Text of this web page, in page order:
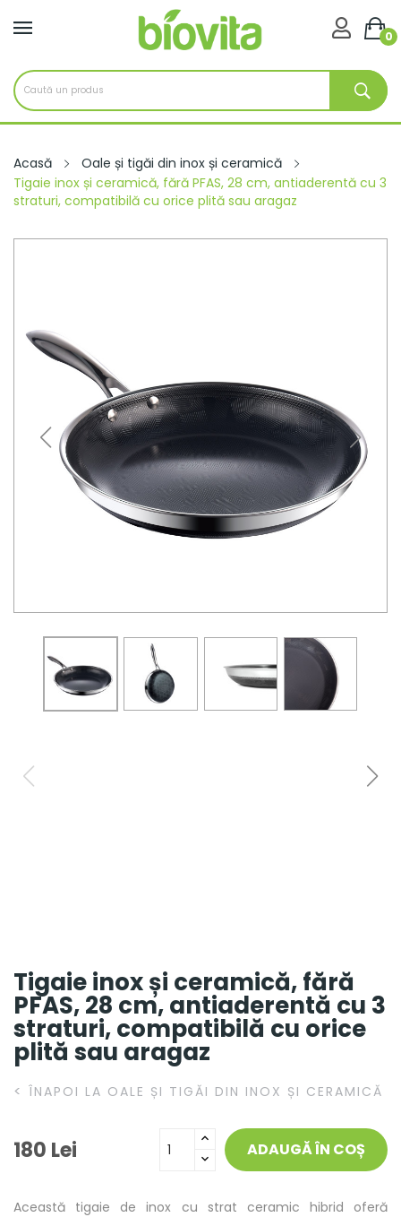
0

Acasă
Oale și tigăi din inox și ceramică
Tigaie inox și ceramică, fără PFAS, 28 cm, antiaderentă cu 3
straturi, compatibilă cu orice plită sau aragaz
Tigaie inox și ceramică, fără
PFAS, 28 cm, antiaderentă cu 3
straturi, compatibilă cu orice
plită sau aragaz
< ÎNAPOI LA OALE ȘI TIGĂI DIN INOX ȘI CERAMICĂ
180 Lei ADAUGĂ ÎN COȘ
Această tigaie de inox cu strat ceramic hibrid oferă